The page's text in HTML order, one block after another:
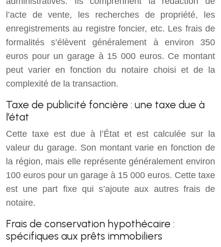
l’acte de vente, les recherches de propriété, les
enregistrements au registre foncier, etc. Les frais de
formalités s’élèvent généralement à environ 350
euros pour un garage à 15 000 euros. Ce montant
peut varier en fonction du notaire choisi et de la
complexité de la transaction.
Taxe de publicité foncière : une taxe due à
l’état
Cette taxe est due à l’État et est calculée sur la
valeur du garage. Son montant varie en fonction de
la région, mais elle représente généralement environ
100 euros pour un garage à 15 000 euros. Cette taxe
est une part fixe qui s’ajoute aux autres frais de
notaire.
Frais de conservation hypothécaire :
spécifiques aux prêts immobiliers